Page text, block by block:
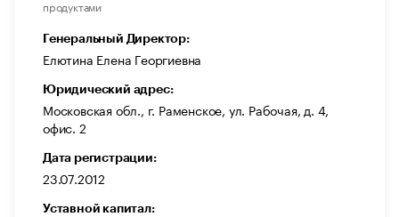
продуктами
Генеральный Директор:
Елютина Елена Георгиевна
Юридический адрес:
Московская обл., г. Раменское, ул. Рабочая, д. 4,
офис. 2
Дата регистрации:
23.07.2012
Уставной капитал: